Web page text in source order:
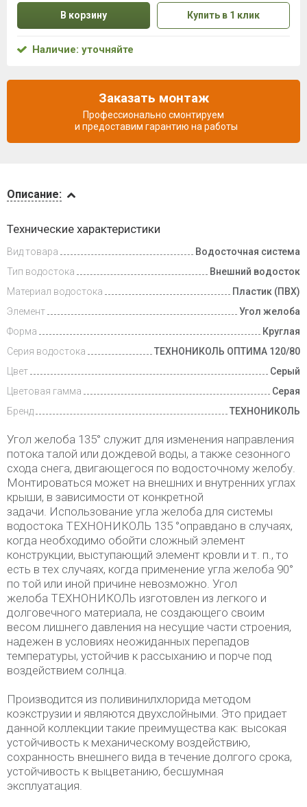
и оплата
Описание:
Технические характеристики
Вид товара
Водосточная система
Тип водостока
Внешний водосток
Материал водостока
Пластик (ПВХ)
Элемент
Угол желоба
Форма
Круглая
Серия водостока
ТЕХНОНИКОЛЬ ОПТИМА 120/80
Цвет
Серый
Цветовая гамма
Серая
Бренд
ТЕХНОНИКОЛЬ
Угол желоба 135° служит для изменения направления
потока талой или дождевой воды, а также сезонного
схода снега, двигающегося по водосточному желобу.
Монтироваться может на внешних и внутренних углах
крыши, в зависимости от конкретной
задачи. Использование угла желоба для системы
водостока ТЕХНОНИКОЛЬ 135 °оправдано в случаях,
когда необходимо обойти сложный элемент
конструкции, выступающий элемент кровли и т. п., то
есть в тех случаях, когда применение угла желоба 90°
по той или иной причине невозможно. Угол
желоба ТЕХНОНИКОЛЬ изготовлен из легкого и
долговечного материала, не создающего своим
весом лишнего давления на несущие части строения,
надежен в условиях неожиданных перепадов
температуры, устойчив к рассыханию и порче под
воздействием солнца.
Производится из поливинилхлорида методом
коэкструзии и являются двухслойными. Это придает
данной коллекции такие преимущества как: высокая
устойчивость к механическому воздействию,
сохранность внешнего вида в течение долгого срока,
устойчивость к выцветанию, бесшумная
эксплуатация.
В корзину Купить в 1 клик
Наличие: уточняйте
Заказать монтаж
Профессионально смонтируем
и предоставим гарантию на работы